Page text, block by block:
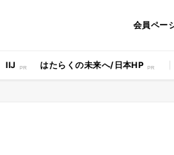
会員ペー
IIJ はたらくの未来へ/日本HP